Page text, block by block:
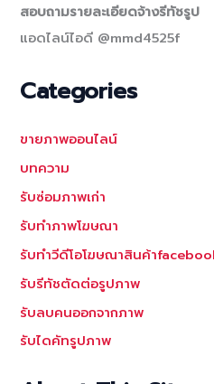
สอบถามรายละเอียดจ้างรีทัชรูป
แอดไลน์ไอดี @mmd4525f
Categories
ขายภาพออนไลน์
บทความ
รับซ่อมภาพเก่า
รับทำภาพโฆษณา
รับทำวีดีโอโฆษณาสินค้า
รับรีทัชตัดต่อรูปภาพ
รับลบคนออกจากภาพ
รับไดคัทรูปภาพ